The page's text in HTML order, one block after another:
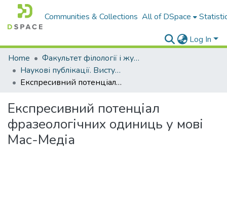
Communities & Collections All of DSpace
Log In
Home
Факультет філології і журналістики ім. М. Стельмаха
Наукові публікації. Виступи
Експресивний потенціал фразеологічних одиниць у мові Мас-Медіа
Експресивний потенціал
фразеологічних одиниць у мові
Мас-Медіа